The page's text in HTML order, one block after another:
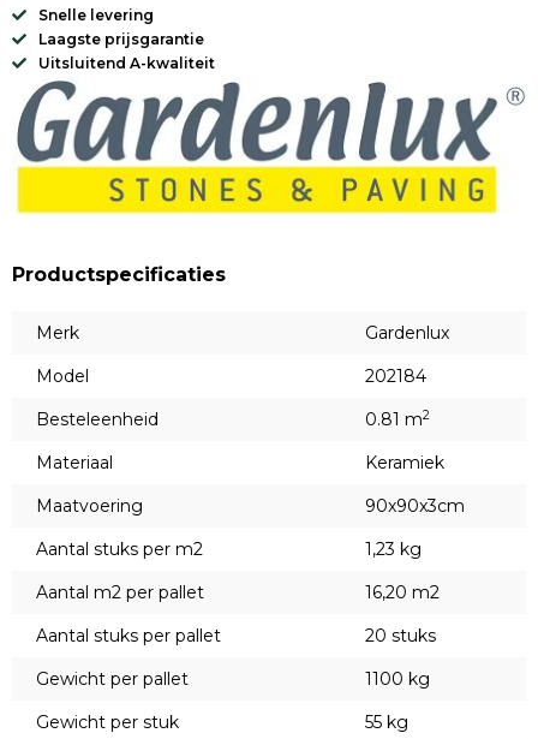
Snelle levering
Laagste prijsgarantie
Uitsluitend A-kwaliteit
Productspecificaties
Merk
Gardenlux
Model
202184
Besteleenheid
0.81 m2
Materiaal
Keramiek
Maatvoering
90x90x3cm
Aantal stuks per m2
1,23 kg
Aantal m2 per pallet
16,20 m2
Aantal stuks per pallet
20 stuks
Gewicht per pallet
1100 kg
Gewicht per stuk
55 kg